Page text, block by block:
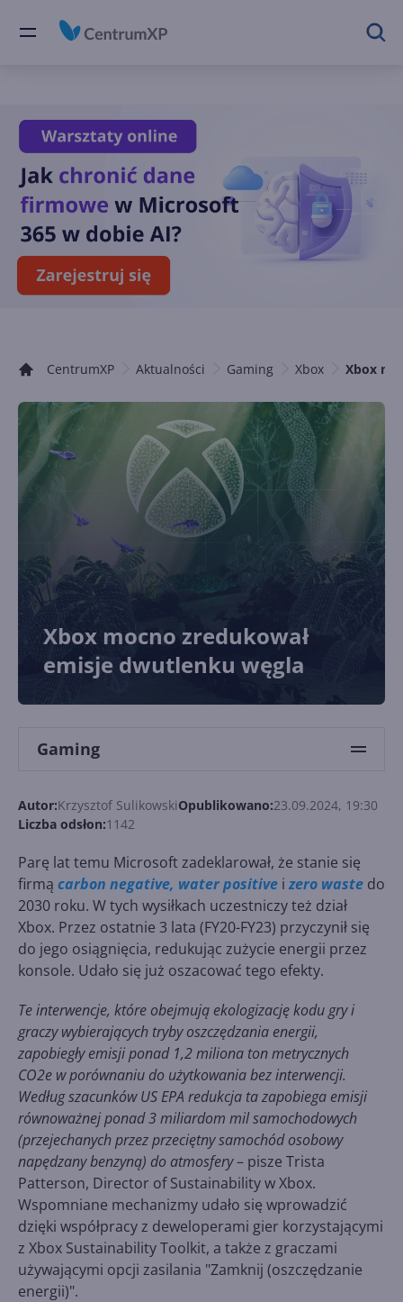
CentrumXP Aktualności Gaming Xbox Xbox
Xbox mocno zredukował
emisje dwutlenku węgla
Gaming
Autor:Krzysztof SulikowskiOpublikowano:23.09.2024, 19:30
Liczba odsłon:1142
Parę lat temu Microsoft zadeklarował, że stanie się
firmą carbon negative, water positive izero waste do
2030 roku. W tych wysiłkach uczestniczy też dział
Xbox. Przez ostatnie 3 lata (FY20-FY23) przyczynił się
do jego osiągnięcia, redukując zużycie energii przez
konsole. Udało się już oszacować tego efekty.
Te interwencje, które obejmują ekologizację kodu gry i
graczy wybierających tryby oszczędzania energii,
zapobiegły emisji ponad 1,2 miliona ton metrycznych
CO2e w porównaniu do użytkowania bez interwencji.
Według szacunków US EPA redukcja ta zapobiega emisji
równoważnej ponad 3 miliardom mil samochodowych
(przejechanych przez przeciętny samochód osobowy
napędzany benzyną) do atmosfery– pisze Trista
Patterson, Director of Sustainability w Xbox.
Wspomniane mechanizmy udało się wprowadzić
dzięki współpracy z deweloperami gier korzystającymi
z Xbox Sustainability Toolkit, a także z graczami
używającymi opcji zasilania "Zamknij (oszczędzanie
energii)".